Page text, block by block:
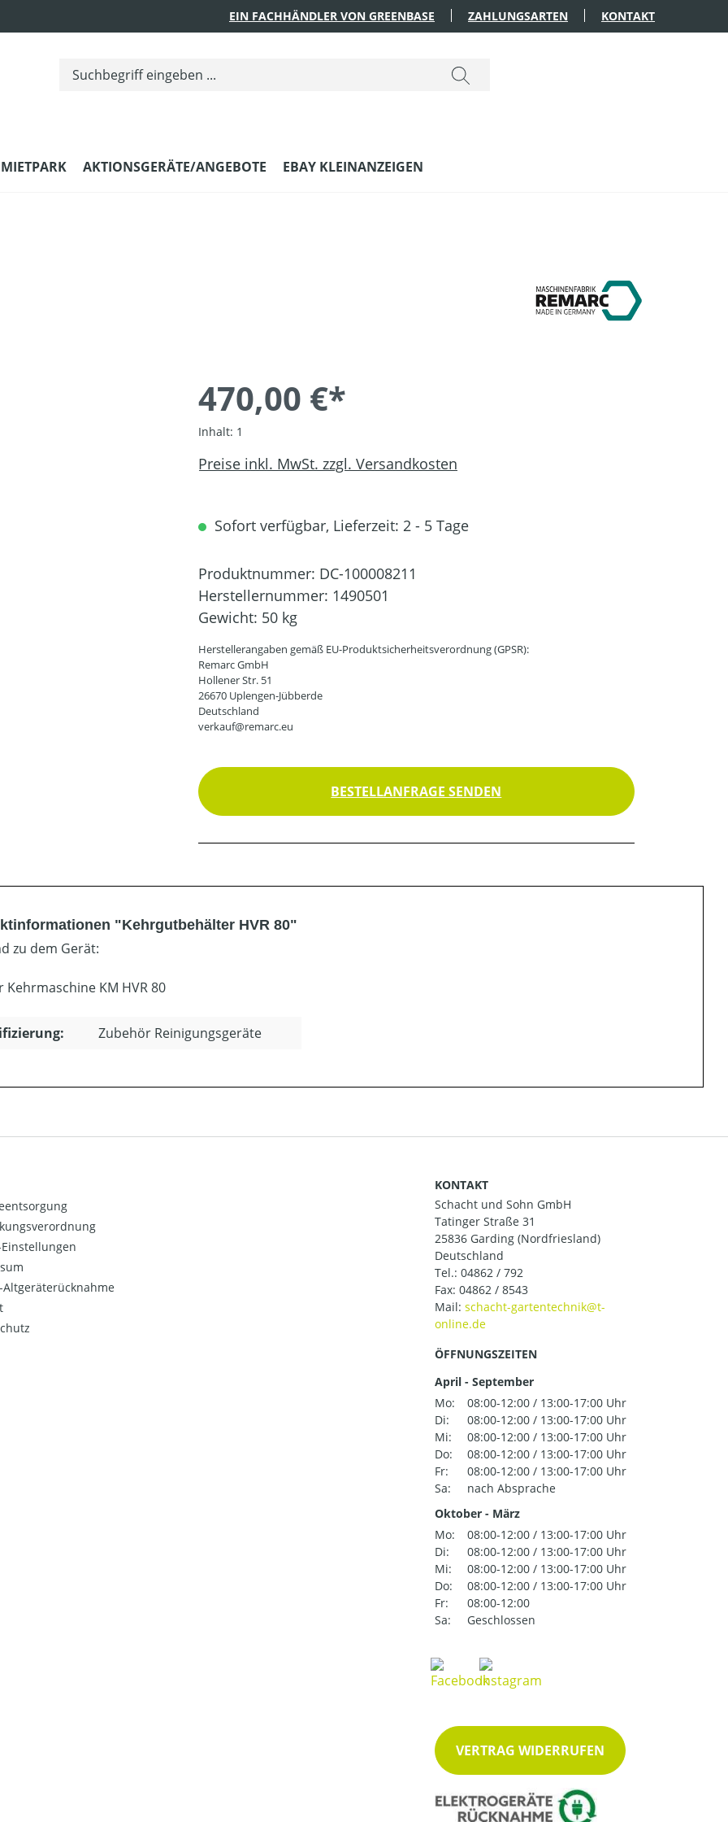
EIN FACHHÄNDLER VON GREENBASE ZAHLUNGSARTEN KONTAKT
MIETPARK AKTIONSGERÄTE/ANGEBOTE EBAY KLEINANZEIGEN
470,00 €*
Inhalt: 1
Preise inkl. MwSt. zzgl. Versandkosten
Sofort verfügbar, Lieferzeit: 2 - 5 Tage
Produktnummer: DC-100008211
Herstellernummer: 1490501
Gewicht: 50 kg
Herstellerangaben gemäß EU-Produktsicherheitsverordnung (GPSR):
Remarc GmbH
Hollener Str. 51
26670 Uplengen-Jübberde
Deutschland
verkauf@remarc.eu
BESTELLANFRAGE SENDEN
"Kehrgutbehälter HVR 80"
zu dem Gerät:
Kehrmaschine KM HVR 80
Zubehör Reinigungsgeräte
Einstellungen
Altgeräterücknahme
KONTAKT
Schacht und Sohn GmbH
Tatinger Straße 31
25836 Garding (Nordfriesland)
Deutschland
Tel.: 04862 / 792
Fax: 04862 / 8543
Mail:
ÖFFNUNGSZEITEN
April - September
Mo:
08:00-12:00 / 13:00-17:00 Uhr
Di:
08:00-12:00 / 13:00-17:00 Uhr
Mi:
08:00-12:00 / 13:00-17:00 Uhr
Do:
08:00-12:00 / 13:00-17:00 Uhr
Fr:
08:00-12:00 / 13:00-17:00 Uhr
Sa:
nach Absprache
Oktober - März
Mo:
08:00-12:00 / 13:00-17:00 Uhr
Di:
08:00-12:00 / 13:00-17:00 Uhr
Mi:
08:00-12:00 / 13:00-17:00 Uhr
Do:
08:00-12:00 / 13:00-17:00 Uhr
Fr:
08:00-12:00
Sa:
Geschlossen
VERTRAG WIDERRUFEN